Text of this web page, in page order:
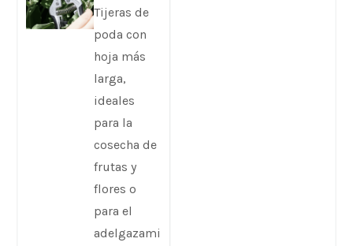
Tijeras de
poda con
hoja más
larga,
ideales
para la
cosecha de
frutas y
flores o
para el
adelgazami